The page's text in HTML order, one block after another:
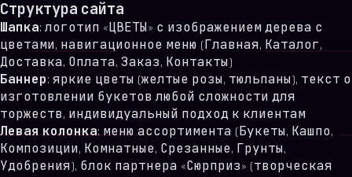
Структура сайта
Шапка: логотип «ЦВЕТЫ» с изображением дерева с
цветами, навигационное меню (Главная, Каталог,
Доставка, Оплата, Заказ, Контакты)
Баннер: яркие цветы (желтые розы, тюльпаны), текст о
изготовлении букетов любой сложности для
торжеств, индивидуальный подход к клиентам
Левая колонка: меню ассортимента (Букеты, Кашпо,
Композиции, Комнатные, Срезанные, Грунты,
Удобрения), блок партнера «Сюрприз» (творческая